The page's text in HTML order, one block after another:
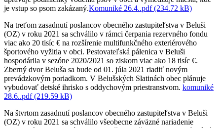
je vstup so psom zakázaný.Komuniké 26.4..pdf (234.72 kB)
Na treťom zasadnutí poslancov obecného zastupiteľstva v Beluši
(OZ) v roku 2021 sa schválilo v rámci čerpania rezervného fondu
viac ako 20 tisíc € na rozšírenie multifunkčného exteriérového
športového vyžitia v obci. Pestovateľská pálenica v Beluši
hospodárila v sezóne 2020/2021 so ziskom viac ako 18 tisíc €.
Zberný dvor Beluša sa bude od 01. júla 2021 riadiť novým
prevádzkovým poriadkom. V Belušských Slatinách obec plánuje
vybudovať detské ihrisko s oddychovým priestranstvom. komuniké
28.6..pdf (219.59 kB)
Na štvrtom zasadnutí poslancov obecného zastupiteľstva v Beluši
(OZ) v roku 2021 sa schválilo všeobecne záväzné nariadenie